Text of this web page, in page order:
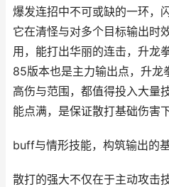
爆发连招中不可或缺的一环，
它在清怪与对多个目标输出时
用，能打出华丽的连击，升龙
85版本也是主力输出点，升龙
高伤与范围，都值得投入大量
能点满，是保证散打基础伤害
buff与情形技能，构筑输出的
散打的强大不仅在于主动攻击